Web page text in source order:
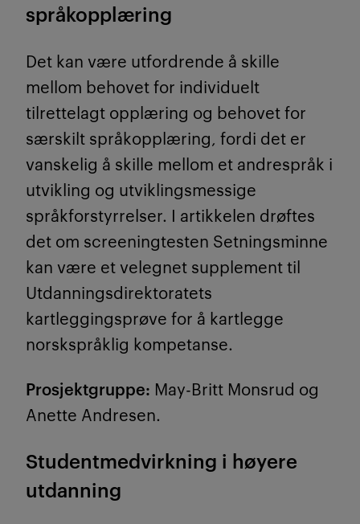
språkopplæring
Det kan være utfordrende å skille
mellom behovet for individuelt
tilrettelagt opplæring og behovet for
særskilt språkopplæring, fordi det er
vanskelig å skille mellom et andrespråk i
utvikling og utviklingsmessige
språkforstyrrelser. I artikkelen drøftes
det om screeningtesten Setningsminne
kan være et velegnet supplement til
Utdanningsdirektoratets
kartleggingsprøve for å kartlegge
norskspråklig kompetanse.
Prosjektgruppe: May-Britt Monsrud og
Anette Andresen.
Studentmedvirkning i høyere
utdanning